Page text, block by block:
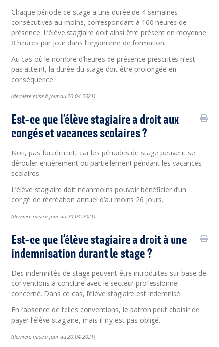
Chaque période de stage a une durée de 4 semaines
consécutives au moins, correspondant à 160 heures de
présence. L’élève stagiaire doit ainsi être présent en moyenne
8 heures par jour dans l’organisme de formation.
Au cas où le nombre d’heures de présence prescrites n’est
pas atteint, la durée du stage doit être prolongée en
conséquence.
(dernière mise à jour au 20.04.2021)
Est-ce que l’élève stagiaire a droit aux
congés et vacances scolaires ?
Non, pas forcément, car les périodes de stage peuvent se
dérouler entièrement ou partiellement pendant les vacances
scolaires.
L’élève stagiaire doit néanmoins pouvoir bénéficier d’un
congé de récréation annuel d’au moins 26 jours.
(dernière mise à jour au 20.04.2021)
Est-ce que l’élève stagiaire a droit à une
indemnisation durant le stage ?
Des indemnités de stage peuvent être introduites sur base de
conventions à conclure avec le secteur professionnel
concerné. Dans ce cas, l’élève stagiaire est indemnisé.
En l’absence de telles conventions, le patron peut choisir de
payer l’élève stagiaire, mais il n’y est pas obligé.
(dernière mise à jour au 20.04.2021)